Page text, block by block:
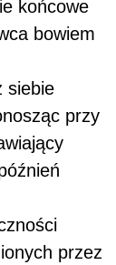
końcowe
bowiem
siebie
przy
przez